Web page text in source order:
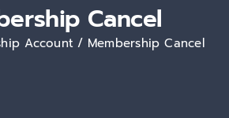
Cancel
Account Membership Cancel